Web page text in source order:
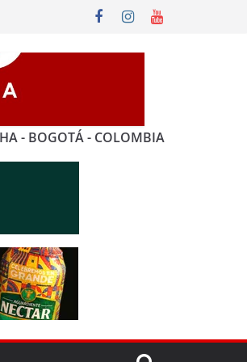
- BOGOTÁ - COLOMBIA